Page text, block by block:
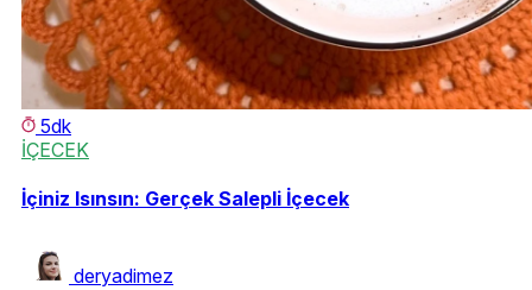
5dk
İÇECEK
İçiniz Isınsın: Gerçek Salepli İçecek
deryadimez